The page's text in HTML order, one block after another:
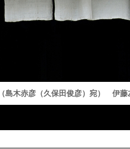
島木赤彦（久保田俊彦）宛） 伊藤